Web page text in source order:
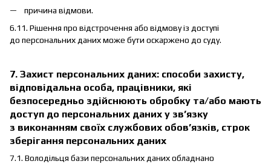
причина відмови.
6.11. Рішення про відстрочення або відмову із доступі
до персональних даних може бути оскаржено до суду.
7. Захист персональних даних: способи захисту,
відповідальна особа, працівники, які
безпосередньо здійснюють обробку та/або мають
доступ до персональних даних у зв’язку
з виконанням своїх службових обов’язків, строк
зберігання персональних даних
7.1. Володільця бази персональних даних обладнано